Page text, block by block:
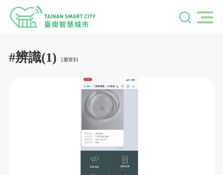
#辨識(1) 1筆資料